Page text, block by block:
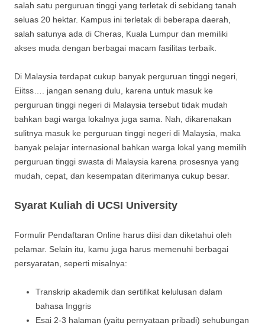
salah satu perguruan tinggi yang terletak di sebidang tanah
seluas 20 hektar. Kampus ini terletak di beberapa daerah,
salah satunya ada di Cheras, Kuala Lumpur dan memiliki
akses muda dengan berbagai macam fasilitas terbaik.
Di Malaysia terdapat cukup banyak perguruan tinggi negeri,
Eiitss…. jangan senang dulu, karena untuk masuk ke
perguruan tinggi negeri di Malaysia tersebut tidak mudah
bahkan bagi warga lokalnya juga sama. Nah, dikarenakan
sulitnya masuk ke perguruan tinggi negeri di Malaysia, maka
banyak pelajar internasional bahkan warga lokal yang memilih
perguruan tinggi swasta di Malaysia karena prosesnya yang
mudah, cepat, dan kesempatan diterimanya cukup besar.
Syarat Kuliah di UCSI University
Formulir Pendaftaran Online harus diisi dan diketahui oleh
pelamar. Selain itu, kamu juga harus memenuhi berbagai
persyaratan, seperti misalnya:
Transkrip akademik dan sertifikat kelulusan dalam
bahasa Inggris
Esai 2-3 halaman (yaitu pernyataan pribadi) sehubungan